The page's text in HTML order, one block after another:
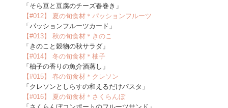
「そら豆と豆腐のチーズ春巻き」
【#012】 夏の旬食材＊パッションフルーツ
「パッションフルーツカード」
【#013】 秋の旬食材＊きのこ
「きのこと穀物の秋サラダ」
【#014】 冬の旬食材＊柚子
「柚子の香りの魚介酒蒸し」
【#015】 春の旬食材＊クレソン
「クレソンとしらすの和えるだけパスタ」
【#016】 夏の旬食材＊さくらんぼ